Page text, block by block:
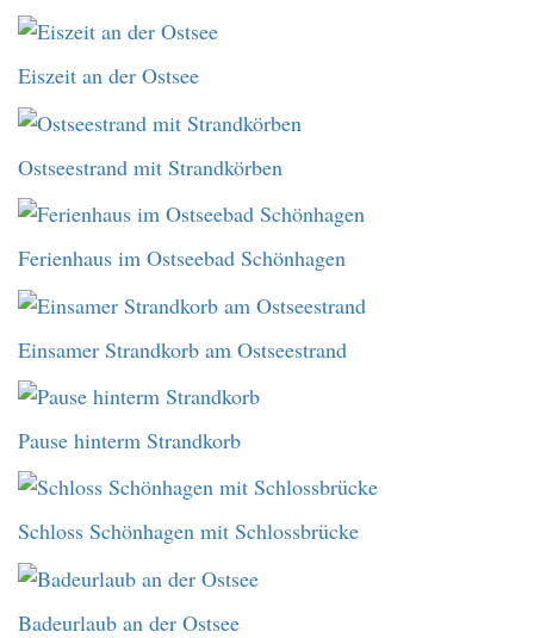
Eiszeit an der Ostsee
Ostseestrand mit Strandkörben
Ferienhaus im Ostseebad Schönhagen
Einsamer Strandkorb am Ostseestrand
Pause hinterm Strandkorb
Schloss Schönhagen mit Schlossbrücke
Badeurlaub an der Ostsee